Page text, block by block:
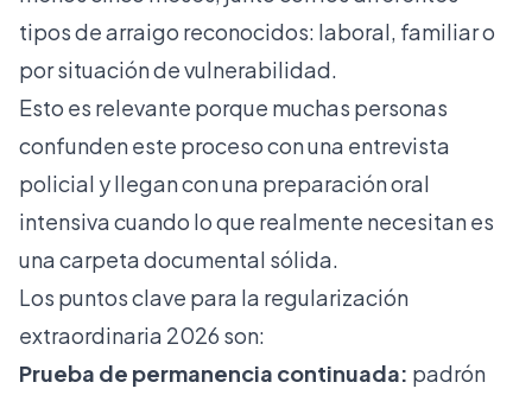
tipos de arraigo reconocidos: laboral, familiar o
por situación de vulnerabilidad.
Esto es relevante porque muchas personas
confunden este proceso con una entrevista
policial y llegan con una preparación oral
intensiva cuando lo que realmente necesitan es
una carpeta documental sólida.
Los puntos clave para la regularización
extraordinaria 2026 son:
Prueba de permanencia continuada: padrón